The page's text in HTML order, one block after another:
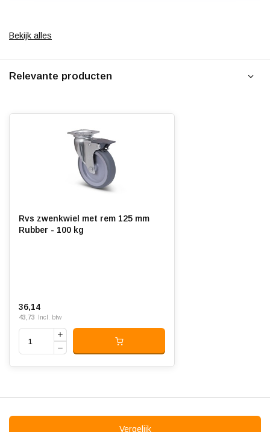
Type wiel:
Velg: Kunststof
Rolweerstand:
Geschikt voor:
Bekijk alles
Relevante producten
Rvs zwenkwiel met rem 125 mm
Rubber - 100 kg
36,14
43,73 Incl. btw
Vergelijk